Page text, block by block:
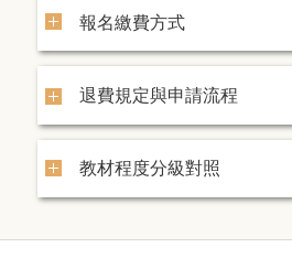
報名繳費方式
退費規定與申請流程
教材程度分級對照